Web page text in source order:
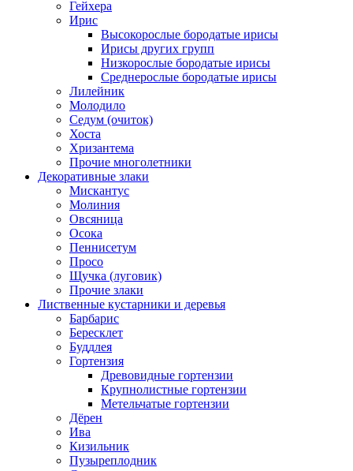
Гейхера
Ирис
Высокорослые бородатые ирисы
Ирисы других групп
Низкорослые бородатые ирисы
Среднерослые бородатые ирисы
Лилейник
Молодило
Седум (очиток)
Хоста
Хризантема
Прочие многолетники
Декоративные злаки
Мискантус
Молиния
Овсяница
Осока
Пеннисетум
Просо
Щучка (луговик)
Прочие злаки
Лиственные кустарники и деревья
Барбарис
Бересклет
Буддлея
Гортензия
Древовидные гортензии
Крупнолистные гортензии
Метельчатые гортензии
Дёрен
Ива
Кизильник
Пузыреплодник